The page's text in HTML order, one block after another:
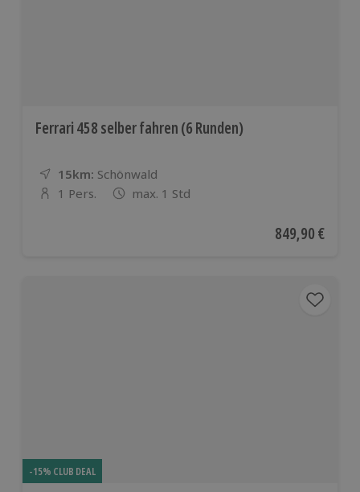
Ferrari 458 selber fahren (6 Runden)
15km: Entfernung
Standort
Schönwald
Anzahl der Teilnehmer
1 Pers. max. 1 Std
Aktueller Preis
849,90 €
-15% CLUB DEAL